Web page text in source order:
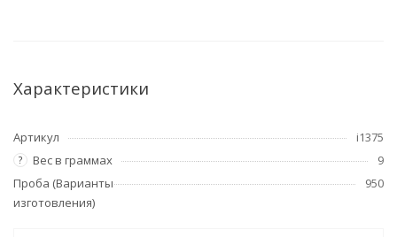
Характеристики
Артикул i1375
? Вес в граммах
9
Проба (Варианты
изготовления)
950